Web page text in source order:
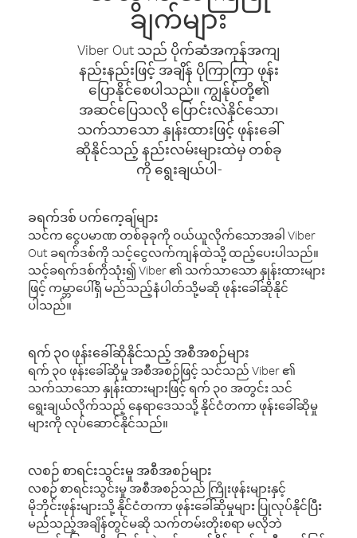
ချက်များ
Viber Out သည် ပိုက်ဆံအကုန်အကျ
နည်းနည်းဖြင့် အချိန် ပိုကြာကြာ ဖုန်း
ပြောနိုင်စေပါသည်။ ကျွန်ုပ်တို့၏
အဆင်ပြေသလို ပြောင်းလဲနိုင်သော၊
သက်သာသော နှုန်းထားဖြင့် ဖုန်းခေါ်
ဆိုနိုင်သည့် နည်းလမ်းများထဲမှ တစ်ခု
ကို ရွေးချယ်ပါ-
ခရက်ဒစ် ပက်ကေ့ချ်များ
သင်က ငွေပမာဏ တစ်ခုခုကို ဝယ်ယူလိုက်သောအခါ Viber
Out ခရက်ဒစ်ကို သင့်ငွေလက်ကျန်ထဲသို့ ထည့်ပေးပါသည်။
သင့်ခရက်ဒစ်ကိုသုံး၍ Viber ၏ သက်သာသော နှုန်းထားများ
ဖြင့် ကမ္ဘာပေါ်ရှိ မည်သည့်နံပါတ်သို့မဆို ဖုန်းခေါ်ဆိုနိုင်
ပါသည်။
ရက် ၃၀ ဖုန်းခေါ်ဆိုနိုင်သည့် အစီအစဉ်များ
ရက် ၃၀ ဖုန်းခေါ်ဆိုမှု အစီအစဉ်ဖြင့် သင်သည် Viber ၏
သက်သာသော နှုန်းထားများဖြင့် ရက် ၃၀ အတွင်း သင်
ရွေးချယ်လိုက်သည့် နေရာဒေသသို့ နိုင်ငံတကာ ဖုန်းခေါ်ဆိုမှု
များကို လုပ်ဆောင်နိုင်သည်။
လစဉ် စာရင်းသွင်းမှု အစီအစဉ်များ
လစဉ် စာရင်းသွင်းမှု အစီအစဉ်သည် ကြိုးဖုန်းများနှင့်
မိုဘိုင်းဖုန်းများသို့ နိုင်ငံတကာ ဖုန်းခေါ်ဆိုမှုများ ပြုလုပ်နိုင်ပြီး
မည်သည့်အချိန်တွင်မဆို သက်တမ်းတိုးစရာ မလိုဘဲ